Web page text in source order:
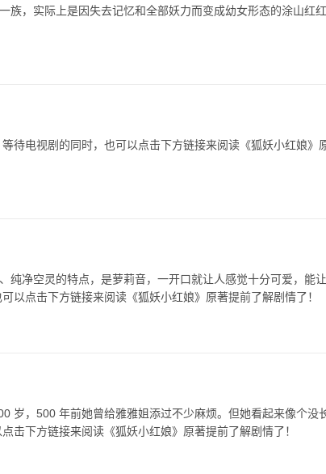
族，实际上是因失去记忆和全部妖力而变成幼女形态的涂山红
待电视剧的同时，也可以点击下方链接来阅读《狐妖小红娘》
纯净空灵的特点，是萝莉音，一开口就让人感觉十分可爱，能
以点击下方链接来阅读《狐妖小红娘》原著提前了解剧情了！
岁，500 年前她曾给雅雅姐添过不少麻烦。但她看起来像个没
击下方链接来阅读《狐妖小红娘》原著提前了解剧情了！